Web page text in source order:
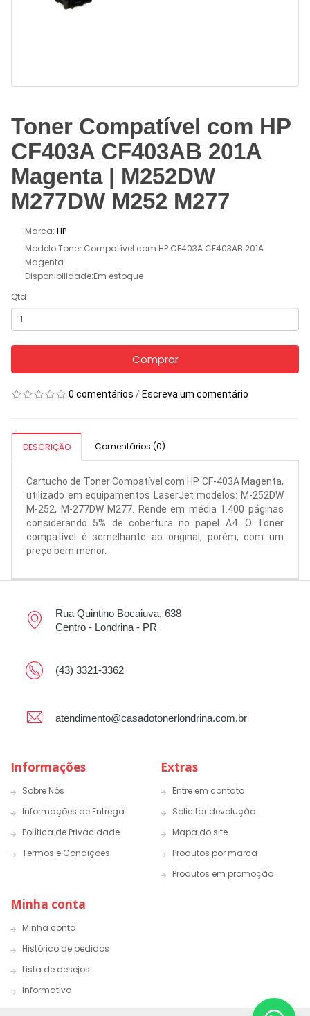
Toner Compatível com HP
CF403A CF403AB 201A
Magenta | M252DW
M277DW M252 M277
Marca: HP
Modelo:Toner Compatível com HP CF403A CF403AB 201A
Magenta
Disponibilidade:Em estoque
Qtd
Comprar
0 comentários / Escreva um comentário
DESCRIÇÃO Comentários (0)
Cartucho de Toner Compatível com HP CF-403A Magenta,
utilizado em equipamentos LaserJet modelos: M-252DW
M-252, M-277DW M277. Rende em média 1.400 páginas
considerando 5% de cobertura no papel A4. O Toner
compatível é semelhante ao original, porém, com um
preço bem menor.
Rua Quintino Bocaiuva, 638
Centro - Londrina - PR
(43) 3321-3362
atendimento@casadotonerlondrina.com.br
Informações
Sobre Nós
Informações de Entrega
Política de Privacidade
Termos e Condições
Extras
Entre em contato
Solicitar devolução
Mapa do site
Produtos por marca
Produtos em promoção
Minha conta
Minha conta
Histórico de pedidos
Lista de desejos
Informativo